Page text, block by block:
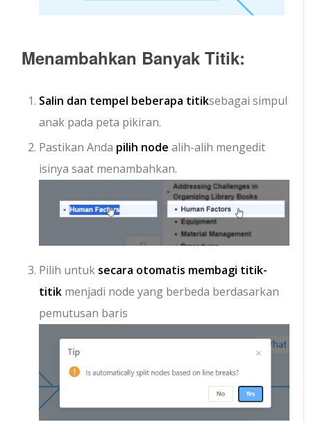
Menambahkan Banyak Titik:
Salin dan tempel beberapa titiksebagai simpul
anak pada peta pikiran.
Pastikan Anda pilih node alih-alih mengedit
isinya saat menambahkan.
Pilih untuk secara otomatis membagi titik-
titik menjadi node yang berbeda berdasarkan
pemutusan baris